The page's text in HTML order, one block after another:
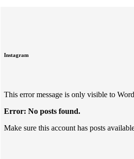
Instagram
This error message is only visible to
Error: No posts found.
Make sure this account has posts